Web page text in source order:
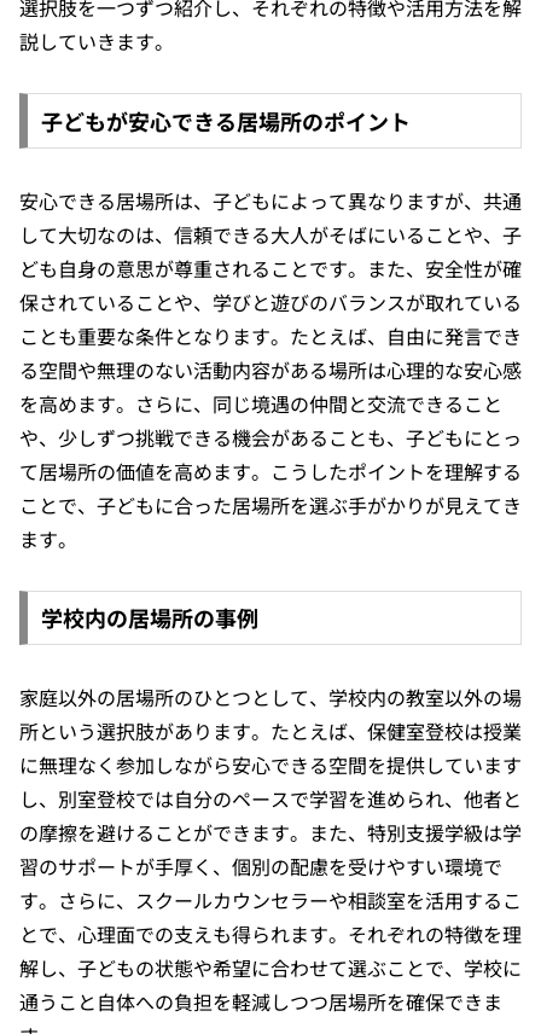
選択肢を一つずつ紹介し、それぞれの特徴や活用方法を解
説していきます。
子どもが安心できる居場所のポイント
安心できる居場所は、子どもによって異なりますが、共通
して大切なのは、信頼できる大人がそばにいることや、子
ども自身の意思が尊重されることです。また、安全性が確
保されていることや、学びと遊びのバランスが取れている
ことも重要な条件となります。たとえば、自由に発言でき
る空間や無理のない活動内容がある場所は心理的な安心感
を高めます。さらに、同じ境遇の仲間と交流できること
や、少しずつ挑戦できる機会があることも、子どもにとっ
て居場所の価値を高めます。こうしたポイントを理解する
ことで、子どもに合った居場所を選ぶ手がかりが見えてき
ます。
学校内の居場所の事例
家庭以外の居場所のひとつとして、学校内の教室以外の場
所という選択肢があります。たとえば、保健室登校は授業
に無理なく参加しながら安心できる空間を提供しています
し、別室登校では自分のペースで学習を進められ、他者と
の摩擦を避けることができます。また、特別支援学級は学
習のサポートが手厚く、個別の配慮を受けやすい環境で
す。さらに、スクールカウンセラーや相談室を活用するこ
とで、心理面での支えも得られます。それぞれの特徴を理
解し、子どもの状態や希望に合わせて選ぶことで、学校に
通うこと自体への負担を軽減しつつ居場所を確保できま